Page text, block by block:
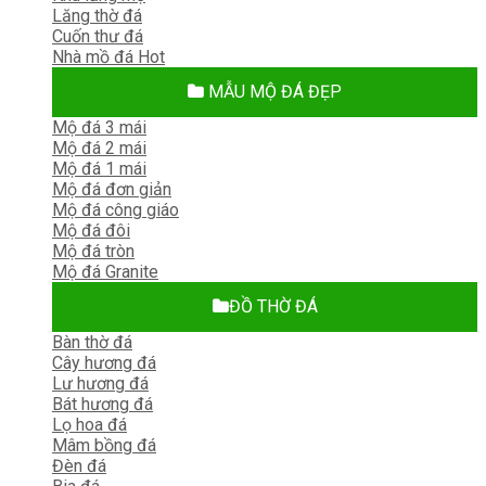
Lăng thờ đá
Cuốn thư đá
Nhà mồ đá
MẪU MỘ ĐÁ ĐẸP
Mộ đá 3 mái
Mộ đá 2 mái
Mộ đá 1 mái
Mộ đá đơn giản
Mộ đá công giáo
Mộ đá đôi
Mộ đá tròn
Mộ đá Granite
ĐỒ THỜ ĐÁ
Bàn thờ đá
Cây hương đá
Lư hương đá
Bát hương đá
Lọ hoa đá
Mâm bồng đá
Đèn đá